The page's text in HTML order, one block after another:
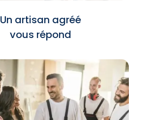
Un artisan agréé
vous répond